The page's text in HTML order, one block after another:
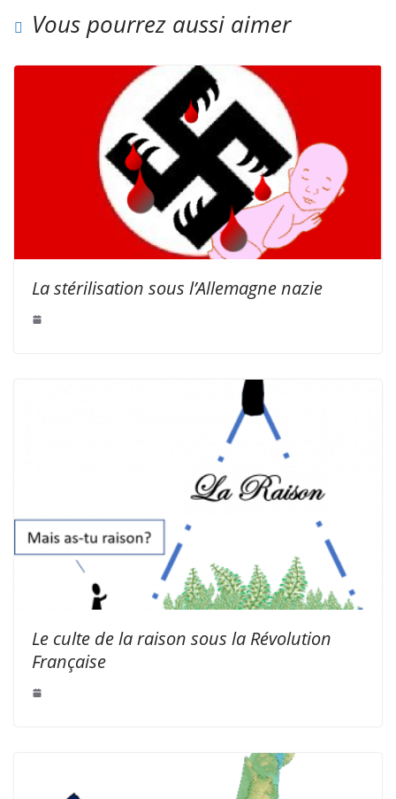
Vous pourrez aussi aimer
La stérilisation sous l’Allemagne nazie
Le culte de la raison sous la Révolution
Française